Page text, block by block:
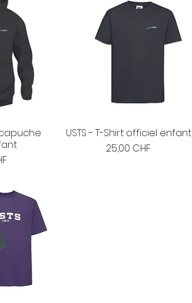
USTS - T-Shirt officiel enfant
Prix
25,00 CHF